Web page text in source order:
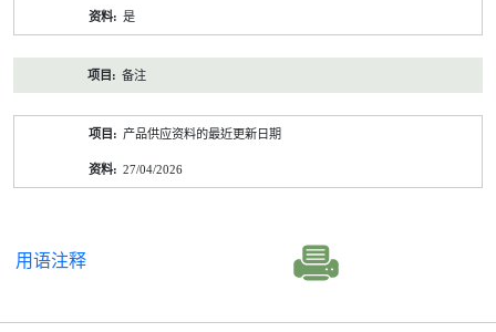
是
备注
产品供应资料的最近更新日期
27/04/2026
用语注释